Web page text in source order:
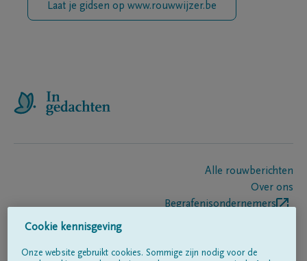
Laat je gidsen op www.rouwwijzer.be
Alle rouwberichten
Over ons
Begrafenisondernemers
Cookie kennisgeving
Onze website gebruikt cookies. Sommige zijn nodig voor de